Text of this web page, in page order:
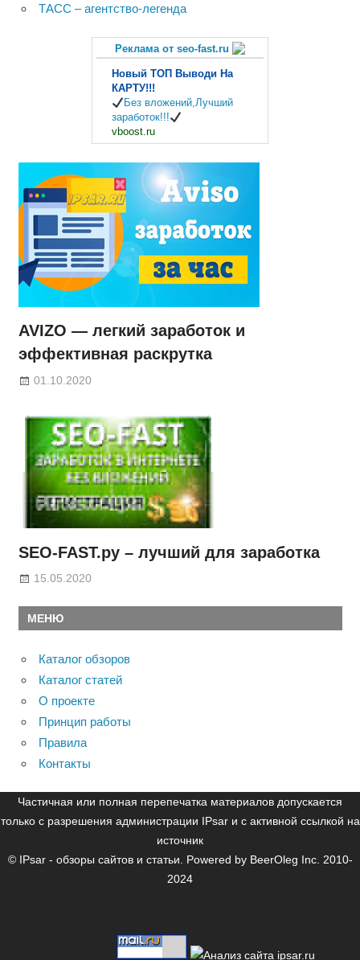
ТАСС – агентство-легенда
Реклама от seo-fast.ru
Новый ТОП Выводи На
КАРТУ!!!
Без вложений,Лучший
заработок!!!
vboost.ru
AVIZO — легкий заработок и
эффективная раскрутка
01.10.2020
SEO-FAST.ру – лучший для заработка
15.05.2020
МЕНЮ
Каталог обзоров
Каталог статей
О проекте
Принцип работы
Правила
Контакты
Частичная или полная перепечатка материалов допускается
только с разрешения администрации IPsar и с активной ссылкой на
источник
© IPsar - обзоры сайтов и статьи. Powered by BeerOleg Inc. 2010-
2024